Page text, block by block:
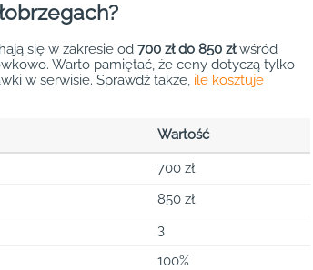
się w zakresie od 700 zł do 850 złwśród
Warto pamiętać, że ceny dotyczą tylko
w serwisie. Sprawdź także, ile kosztuje
Wartość
700 zł
850 zł
3
100%